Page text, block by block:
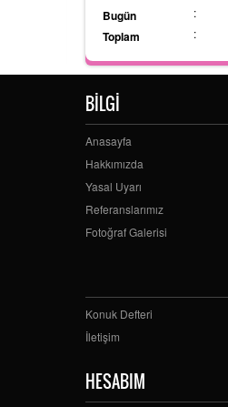
Bugün
:
Toplam
:
BİLGİ
Anasayfa
Hakkımızda
Yasal Uyarı
Referanslarımız
Fotoğraf Galerisi
Konuk Defteri
İletişim
HESABIM